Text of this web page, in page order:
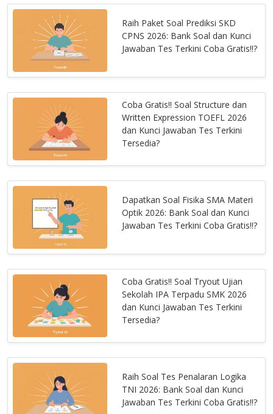
Raih Paket Soal Prediksi SKD
CPNS 2026: Bank Soal dan Kunci
Jawaban Tes Terkini Coba Gratis!!?
Coba Gratis!! Soal Structure dan
Written Expression TOEFL 2026
dan Kunci Jawaban Tes Terkini
Tersedia?
Dapatkan Soal Fisika SMA Materi
Optik 2026: Bank Soal dan Kunci
Jawaban Tes Terkini Coba Gratis!!?
Coba Gratis!! Soal Tryout Ujian
Sekolah IPA Terpadu SMK 2026
dan Kunci Jawaban Tes Terkini
Tersedia?
Raih Soal Tes Penalaran Logika
TNI 2026: Bank Soal dan Kunci
Jawaban Tes Terkini Coba Gratis!!?